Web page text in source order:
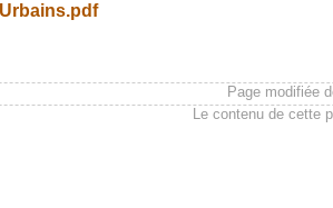
Page modifiée
Le contenu de cette